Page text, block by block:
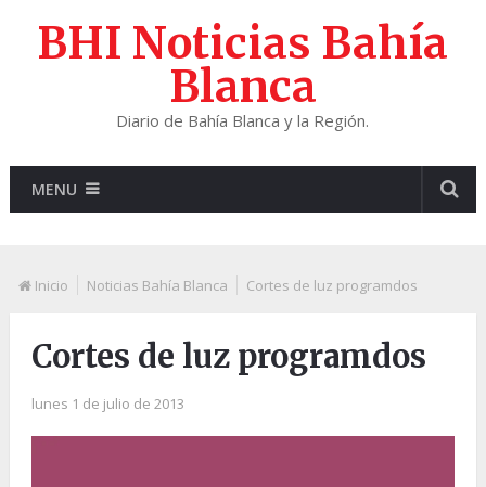
BHI Noticias Bahía
Blanca
Diario de Bahía Blanca y la Región.
MENU
Inicio Noticias Bahía Blanca Cortes de luz programdos
Cortes de luz programdos
lunes 1 de julio de 2013